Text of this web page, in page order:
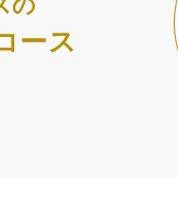
ース